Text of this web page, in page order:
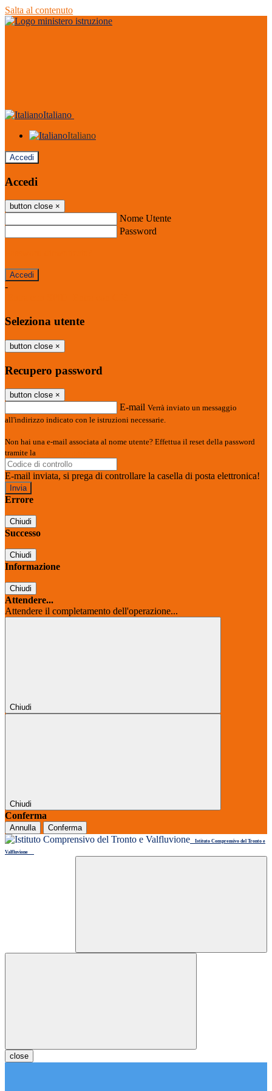
Salta al contenuto
Italiano
Italiano
Accedi
Accedi
button close ×
Nome Utente
Password
-
Seleziona utente
button close ×
Recupero password
button close ×
E-mail Verrà inviato un messaggio
all'indirizzo indicato con le istruzioni necessarie.
Non hai una e-mail associata al nome utente? Effettua il reset della password
tramite la
E-mail inviata, si prega di controllare la casella di posta elettronica!
Errore
Chiudi
Successo
Chiudi
Informazione
Chiudi
Attendere...
Attendere il completamento dell'operazione...
Chiudi
Chiudi
Conferma
Annulla Conferma
Istituto Comprensivo del Tronto e
Valfluvione
close